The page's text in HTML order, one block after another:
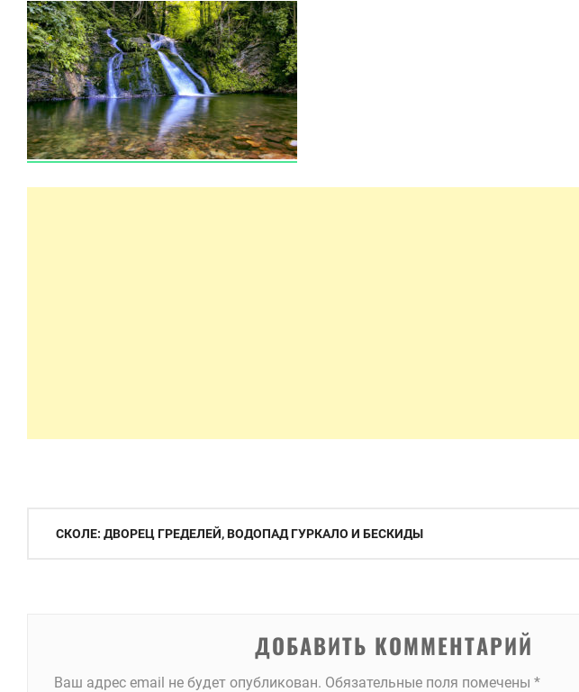
Навигация
СКОЛЕ: ДВОРЕЦ ГРЕДЕЛЕЙ, ВОДОПАД ГУРКАЛО И БЕСКИДЫ
ДОБАВИТЬ КОММЕНТАРИЙ
Ваш адрес email не будет опубликован. Обязательные поля помечены *